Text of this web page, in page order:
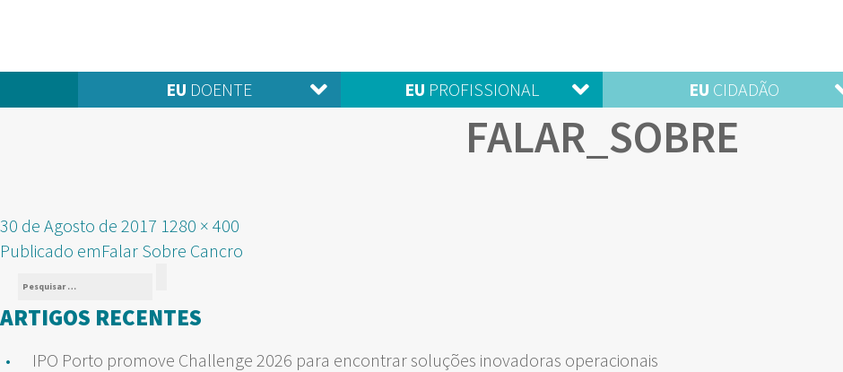
EU DOENTE EU PROFISSIONAL EU CIDADÃO
FALAR_SOBRE
Publicado
em
30 de Agosto de 2017 Tamanho
real
1280 × 400
NAVEGAÇÃO
DE
ARTIGOS
Publicado emFalar Sobre Cancro
Pesquisar
por:
ARTIGOS RECENTES
IPO Porto promove Challenge 2026 para encontrar soluções inovadoras operacionais